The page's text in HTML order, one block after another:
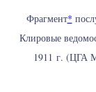
Фрагмент*
Клировые
1911 г. (ЦГА